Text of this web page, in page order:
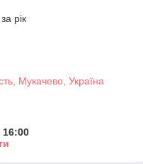
рік
Мукачево, Україна
16:00